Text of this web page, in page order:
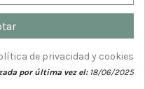
web porGrupoDw.es
de privacidad y cookies
por última vez el:18/06/2025